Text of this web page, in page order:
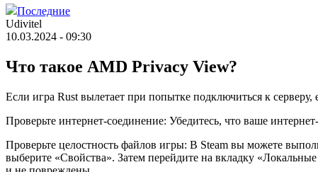
Последние
Udivitel
10.03.2024 - 09:30
Что такое AMD Privacy View?
Если игра Rust вылетает при попытке подключиться к
Проверьте интернет-соединение: Убедитесь, что ваше
Проверьте целостность файлов игры: В Steam вы можете
выберите «Свойства». Затем перейдите на вкладку